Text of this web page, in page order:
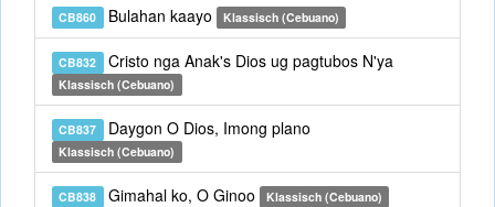
CB860 Bulahan kaayo Klassisch (Cebuano)
CB832 Cristo nga Anak's Dios ug pagtubos N'ya
Klassisch (Cebuano)
CB837 Daygon O Dios, Imong plano
Klassisch (Cebuano)
CB838 Gimahal ko, O Ginoo Klassisch (Cebuano)